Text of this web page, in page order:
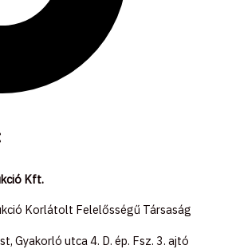
Kft.
Korlátolt Felelősségű Társaság
Gyakorló utca 4. D. ép. Fsz. 3. ajtó